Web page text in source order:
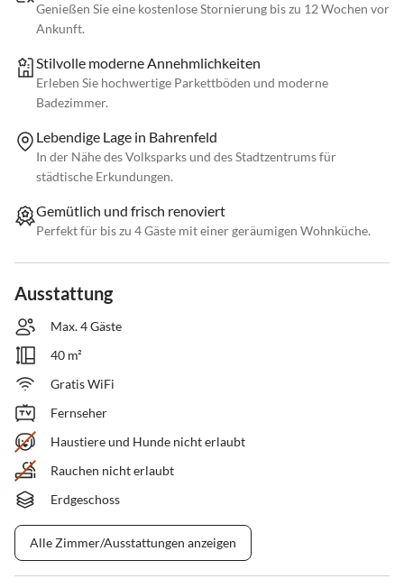
Genießen Sie eine kostenlose Stornierung bis zu 12 Wochen vor
Ankunft.
Stilvolle moderne Annehmlichkeiten
Erleben Sie hochwertige Parkettböden und moderne
Badezimmer.
Lebendige Lage in Bahrenfeld
In der Nähe des Volksparks und des Stadtzentrums für
städtische Erkundungen.
Gemütlich und frisch renoviert
Perfekt für bis zu 4 Gäste mit einer geräumigen Wohnküche.
Ausstattung
Max. 4 Gäste
40 m²
Gratis WiFi
Fernseher
Haustiere und Hunde nicht erlaubt
Rauchen nicht erlaubt
Erdgeschoss
Alle Zimmer/Ausstattungen anzeigen